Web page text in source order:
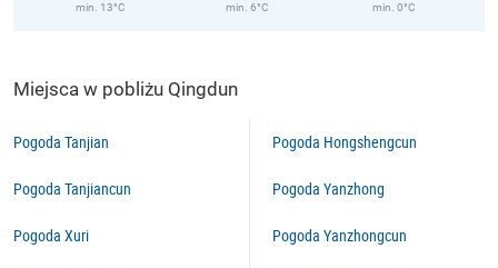
min. 13°C
min. 6°C
min. 0°C
Miejsca w pobliżu Qingdun
Pogoda Tanjian
Pogoda Tanjiancun
Pogoda Xuri
Pogoda Hongshengcun
Pogoda Yanzhong
Pogoda Yanzhongcun